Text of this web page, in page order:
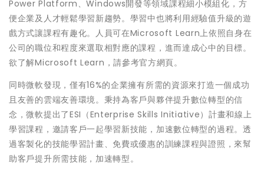
Power Platform、Windows開發等領域課程細小模組化，方
便企業及人才輕鬆學習新趨勢。學習中也將利用經驗值升級的遊
戲方式讓課程有趣化。人員可在Microsoft Learn上依照自身在
公司的職位和程度來選取相對應的課程，進而達成心中的目標。
欲了解Microsoft Learn，請參考官方網頁。
同時微軟發現，僅有16%的企業擁有所需的資源來打造一個成功
且友善的雲端友善環境。秉持為客戶與夥伴提升數位轉型的信
念，微軟提出了ESI（Enterprise Skills Initiative）計畫和線上
學習課程，邀請客戶一起學習新技能，加速數位轉型的過程。透
過客製化的技能學習計畫、免費或優惠的訓練課程與證照，來幫
助客戶提升所需技能，加速轉型。